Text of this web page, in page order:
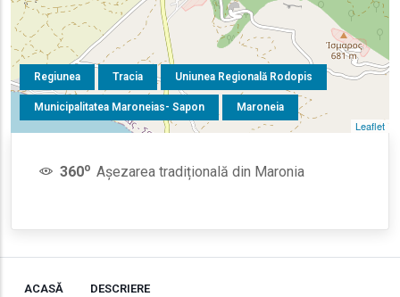
Regiunea Tracia Uniunea Regională Rodopis
Municipalitatea Maroneias- Sapon Maroneia
Leaflet
360o Așezarea tradițională din Maronia
ACASĂ DESCRIERE